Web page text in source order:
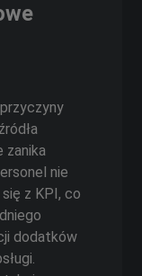
zanika
nie
z KPI, co
dodatków